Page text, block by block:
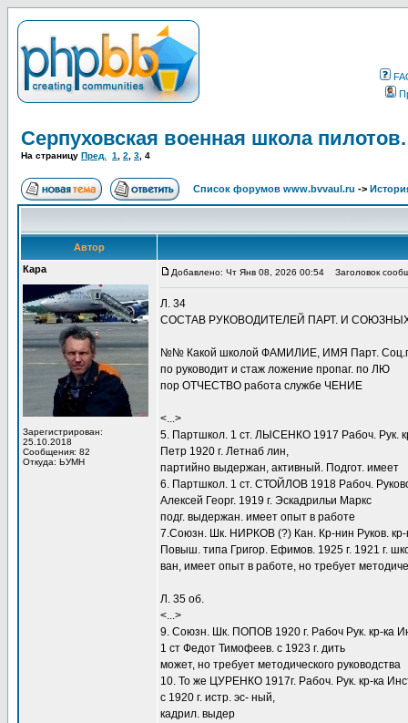
Серпуховская военная школа пилотов.
На страницу Пред. 1 2 3 4
Список форумов www.bvvaul.ru ->
Автор
Кара
Зарегистрирован:
25.10.2018
Сообщения: 82
Откуда: ЬУМН
Добавлено: Чт Янв 08, 2026 00:54 Заголовок
Л. 34
СОСТАВ РУКОВОДИТЕЛЕЙ ПАРТ. И
№№ Какой школой ФАМИЛИЕ, ИМЯ Парт.
по руководит и стаж ложение пропаг. по ЛЮ
пор ОТЧЕСТВО работа службе ЧЕНИЕ
<...>
5. Партшкол. 1 ст. ЛЫСЕНКО 1917 Рабоч. Рук.
Петр 1920 г. Летнаб лин,
партийно выдержан, активный. Подгот. имеет
6. Партшкол. 1 ст. СТОЙЛОВ 1918 Рабоч.
Алексей Георг. 1919 г. Эскадрильи Маркс
подг. выдержан. имеет опыт в работе
7.Союзн. Шк. НИРКОВ (?) Кан. Кр-нин Руков. кр-
Повыш. типа Григор. Ефимов. 1925 г. 1921 г.
ван, имеет опыт в работе, но требует
Л. 35 об.
<...>
9. Союзн. Шк. ПОПОВ 1920 г. Рабоч Рук. кр-ка
1 ст Федот Тимофеев. с 1923 г. дить
может, но требует методического руководства
10. То же ЦУРЕНКО 1917г. Рабоч. Рук. кр-ка
с 1920 г. истр. эс- ный,
кадрил. выдер